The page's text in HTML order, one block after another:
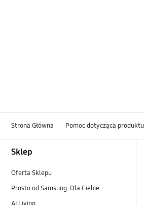
Strona Główna Pomoc dotycząca produktu
Sklep
Oferta Sklepu
Prosto od Samsung. Dla Ciebie.